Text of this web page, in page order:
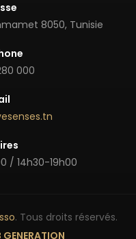
8050, Tunisie
000
/ 14h30-19h00
. Tous droits réservés.
GENERATION